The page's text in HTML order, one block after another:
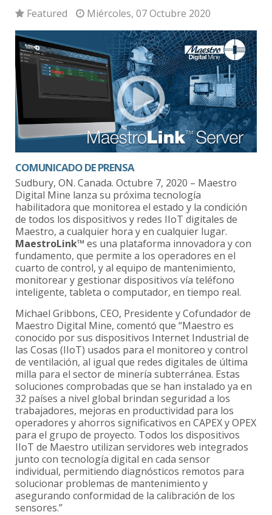
Featured Miércoles, 07 Octubre 2020
COMUNICADO DE PRENSA
Sudbury, ON. Canada. Octubre 7, 2020 – Maestro
Digital Mine lanza su próxima tecnología
habilitadora que monitorea el estado y la condición
de todos los dispositivos y redes IIoT digitales de
Maestro, a cualquier hora y en cualquier lugar.
MaestroLink™ es una plataforma innovadora y con
fundamento, que permite a los operadores en el
cuarto de control, y al equipo de mantenimiento,
monitorear y gestionar dispositivos vía teléfono
inteligente, tableta o computador, en tiempo real.
Michael Gribbons, CEO, Presidente y Cofundador de
Maestro Digital Mine, comentó que “Maestro es
conocido por sus dispositivos Internet Industrial de
las Cosas (IIoT) usados para el monitoreo y control
de ventilación, al igual que redes digitales de última
milla para el sector de minería subterránea. Estas
soluciones comprobadas que se han instalado ya en
32 países a nivel global brindan seguridad a los
trabajadores, mejoras en productividad para los
operadores y ahorros significativos en CAPEX y OPEX
para el grupo de proyecto. Todos los dispositivos
IIoT de Maestro utilizan servidores web integrados
junto con tecnología digital en cada sensor
individual, permitiendo diagnósticos remotos para
solucionar problemas de mantenimiento y
asegurando conformidad de la calibración de los
sensores.”